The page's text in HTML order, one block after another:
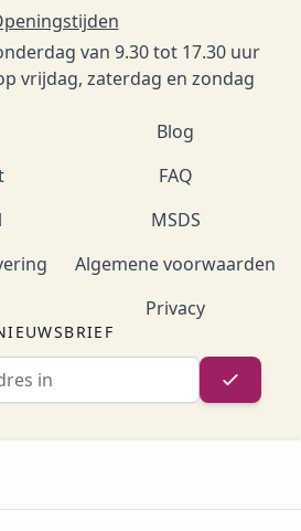
van 9.30 tot 17.30 uur
vrijdag, zaterdag en zondag
Blog
FAQ
MSDS
Algemene voorwaarden
Privacy